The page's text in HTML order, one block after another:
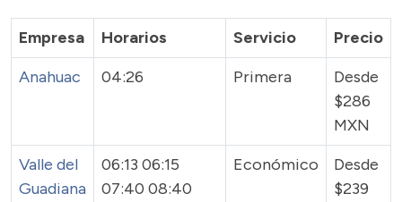
Empresa Horarios Servicio
Precio
Anahuac
04:26 Primera
Desde
$286
MXN
Valle del
Guadiana
06:13 06:15
07:40 08:40
Económico
Desde
$239